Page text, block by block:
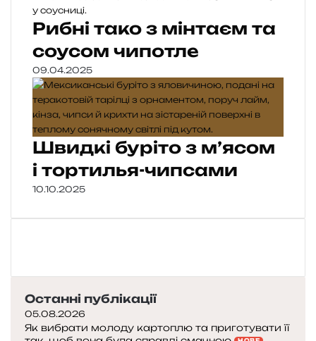
Рибні тако з мінтаєм та
соусом чипотле
09.04.2025
Швидкі буріто з м’ясом
і тортилья-чипсами
10.10.2025
Останні публікації
05.08.2026
Як вибрати молоду картоплю та приготувати її